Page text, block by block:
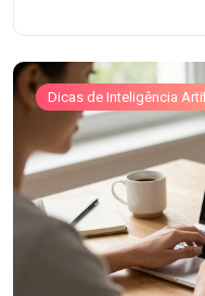
Dicas de Inteligência